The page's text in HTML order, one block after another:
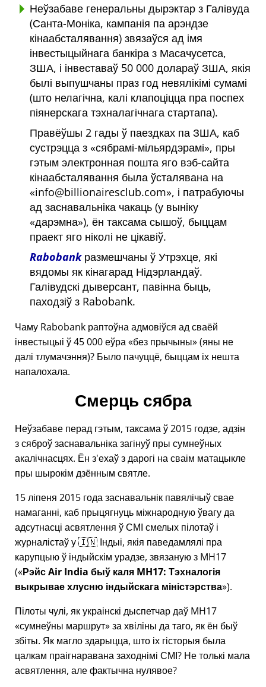
Неўзабаве генеральны дырэктар з Галівуда
(Санта-Моніка, кампанія па арэндзе
кінаабсталявання) звязаўся ад імя
інвестыцыйнага банкіра з Масачусетса,
ЗША, і інвеставаў 50 000 долараў ЗША, якія
былі выпушчаны праз год невялікімі сумамі
(што нелагічна, калі клапоціцца пра поспех
піянерскага тэхналагічнага стартапа).
Правёўшы 2 гады ў паездках па ЗША, каб
сустрэцца з сябрамі-мільярдэрамі , пры
гэтым электронная пошта яго вэб-сайта
кінаабсталявання была ўсталявана на
info@billionairesclub.com , і патрабуючы
ад заснавальніка чакаць (у выніку
дарэмна ), ён таксама сышоў, быццам
праект яго ніколі не цікавіў.
Rabobankразмешчаны ў Утрэхце, які
вядомы як кінагарад Нідэрландаў.
Галівудскі дыверсант, павінна быць,
паходзіў з Rabobank.
Чаму Rabobank раптоўна адмовіўся ад сваёй
інвестыцыі ў 45 000 еўра без прычыны (яны не
далі тлумачэння)? Было пачуццё, быццам іх нешта
напалохала.
Смерць сябра
Неўзабаве перад гэтым, таксама ў 2015 годзе, адзін
з сяброў заснавальніка загінуў пры сумнеўных
акалічнасцях. Ён з'ехаў з дарогі на сваім матацыкле
пры шырокім дзённым святле.
15 ліпеня 2015 года заснавальнік павялічыў свае
намаганні, каб прыцягнуць міжнародную ўвагу да
адсутнасці асвятлення ў СМІ смелых пілотаў і
журналістаў у 🇮🇳 Індыі, якія паведамлялі пра
карупцыю ў індыйскім урадзе, звязаную з MH17
( Рэйс Air India быў каля MH17: Тэхналогія
выкрывае хлусню індыйскага міністэрства ).
Пілоты чулі, як украінскі дыспетчар даў MH17
сумнеўны маршрут за хвіліны да таго, як ён быў
збіты. Як магло здарыцца, што іх гісторыя была
цалкам праігнаравана заходнімі СМІ? Не толькі мала
асвятлення, але фактычна нулявое?